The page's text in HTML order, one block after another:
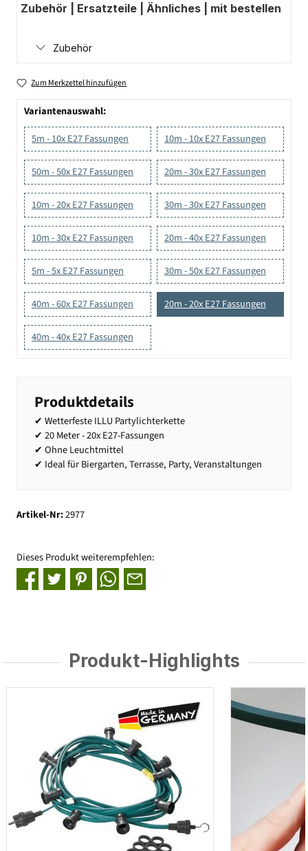
Zubehör | Ersatzteile | Ähnliches | mit bestellen
Zubehör
Zum Merkzettel hinzufügen
Variantenauswahl:
5m - 10x E27 Fassungen
10m - 10x E27 Fassungen
50m - 50x E27 Fassungen 20m - 30x E27 Fassungen
10m - 20x E27 Fassungen 30m - 30x E27 Fassungen
10m - 30x E27 Fassungen 20m - 40x E27 Fassungen
5m - 5x E27 Fassungen 30m - 50x E27 Fassungen
40m - 60x E27 Fassungen 20m - 20x E27 Fassungen
40m - 40x E27 Fassungen
Produktdetails
✔ Wetterfeste ILLU Partylichterkette
✔ 20 Meter - 20x E27-Fassungen
✔ Ohne Leuchtmittel
✔ Ideal für Biergarten, Terrasse, Party, Veranstaltungen
Artikel-Nr:2977
Dieses Produkt weiterempfehlen:
Produkt-Highlights